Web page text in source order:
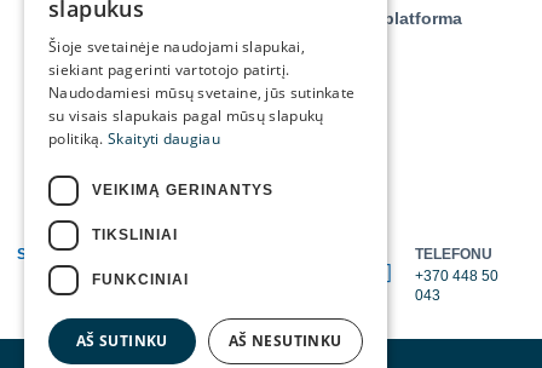
Teisinė informacija
Tyrimai, monitoringai
Asmens duomenų
apsauga
Projektai
Kontaktai ir struktūra
Daiktų platforma
SUSISIEKITE
TELEFONU
+370 448 50
043
slapukus
Šioje svetainėje naudojami slapukai,
siekiant pagerinti vartotojo patirtį.
Naudodamiesi mūsų svetaine, jūs sutinkate
su visais slapukais pagal mūsų slapukų
politiką. Skaityti daugiau
VEIKIMĄ GERINANTYS
TIKSLINIAI
FUNKCINIAI
AŠ SUTINKU AŠ NESUTINKU